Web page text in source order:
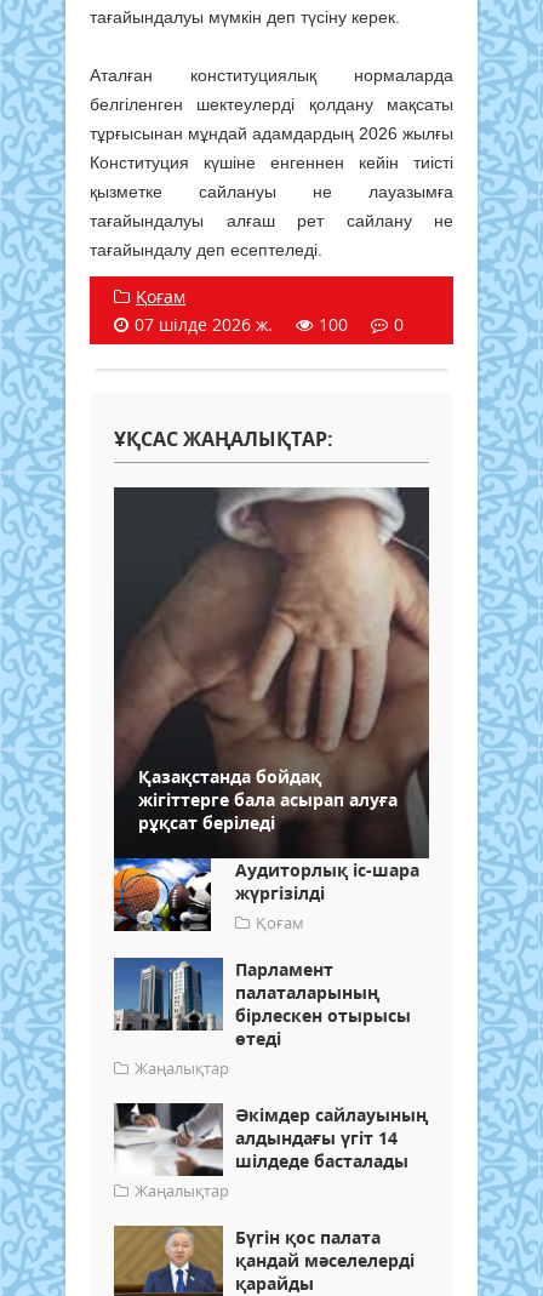
тағайындалуы мүмкін деп түсіну керек.
Аталған конституциялық нормаларда
белгіленген шектеулерді қолдану мақсаты
тұрғысынан мұндай адамдардың 2026 жылғы
Конституция күшіне енгеннен кейін тиісті
қызметке сайлануы не лауазымға
тағайындалуы алғаш рет сайлану не
тағайындалу деп есептеледі.
Қоғам
07 шілде 2026 ж.
100 0
ҰҚСАС ЖАҢАЛЫҚТАР:
Қазақстанда бойдақ
жігіттерге бала асырап алуға
рұқсат беріледі
Аудиторлық іс-шара
жүргізілді
Қоғам
Парламент
палаталарының
бірлескен отырысы
өтеді
Жаңалықтар
Әкімдер сайлауының
алдындағы үгіт 14
шілдеде басталады
Жаңалықтар
Бүгін қос палата
қандай мәселелерді
қарайды